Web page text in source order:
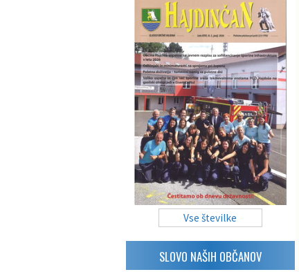
Vse številke
SLOVO NAŠIH OBČANOV